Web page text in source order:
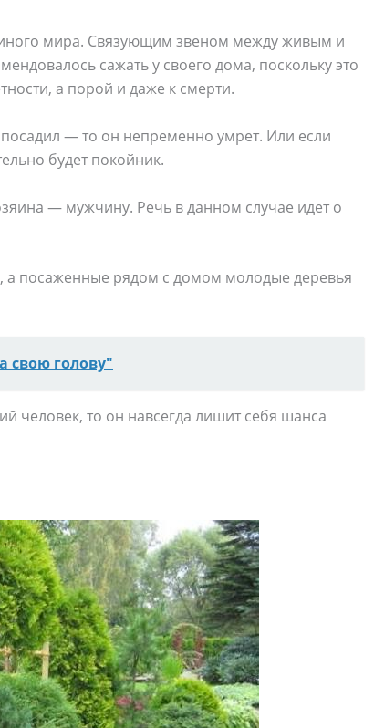
мира. Связующим звеном между живым и
сажать у своего дома, поскольку это
а порой и даже к смерти.
посадил — то он непременно умрет. Или если
будет покойник.
— мужчину. Речь в данном случае идет о
а посаженные рядом с домом молодые деревья
свою голову"
человек, то он навсегда лишит себя шанса